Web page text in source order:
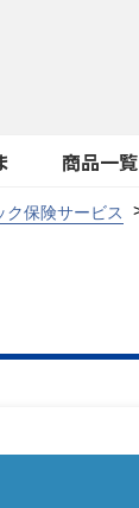
商品一覧
ク保険サービス